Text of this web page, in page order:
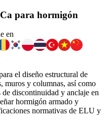
para hormigón
en
el diseño estructural de
muros y columnas, así como
discontinuidad y anclaje en
hormigón armado y
normativas de ELU y